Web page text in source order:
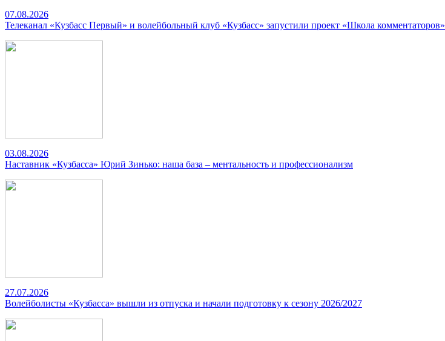
07.08.2026
Телеканал «Кузбасс Первый» и волейбольный клуб «Кузбасс» запустили проект «Школа комментаторов»
03.08.2026
Наставник «Кузбасса» Юрий Зинько: наша база – ментальность и профессионализм
27.07.2026
Волейболисты «Кузбасса» вышли из отпуска и начали подготовку к сезону 2026/2027